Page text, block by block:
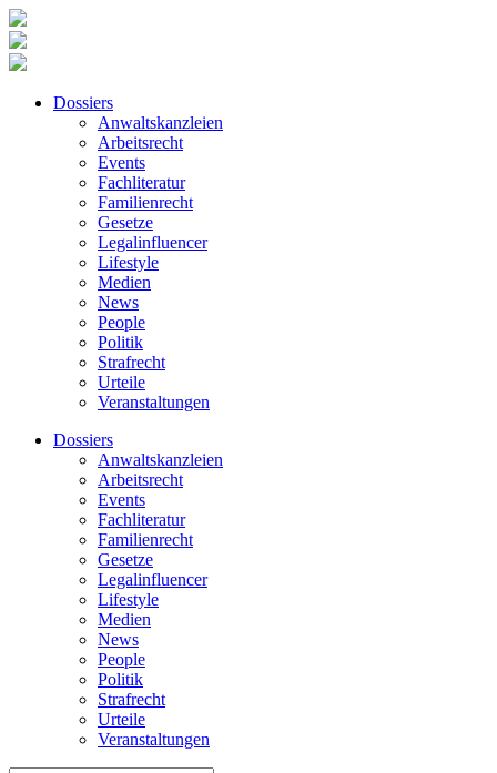
Dossiers
Anwaltskanzleien
Arbeitsrecht
Events
Fachliteratur
Familienrecht
Gesetze
Legalinfluencer
Lifestyle
Medien
News
People
Politik
Strafrecht
Urteile
Veranstaltungen
Dossiers
Anwaltskanzleien
Arbeitsrecht
Events
Fachliteratur
Familienrecht
Gesetze
Legalinfluencer
Lifestyle
Medien
News
People
Politik
Strafrecht
Urteile
Veranstaltungen